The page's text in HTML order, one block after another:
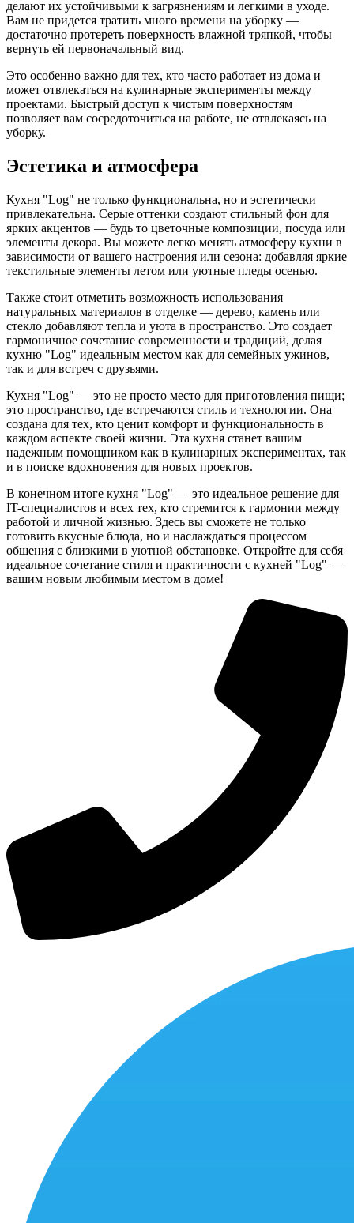
делают их устойчивыми к загрязнениям и легкими в уходе.
Вам не придется тратить много времени на уборку —
достаточно протереть поверхность влажной тряпкой, чтобы
вернуть ей первоначальный вид.
Это особенно важно для тех, кто часто работает из дома и
может отвлекаться на кулинарные эксперименты между
проектами. Быстрый доступ к чистым поверхностям
позволяет вам сосредоточиться на работе, не отвлекаясь на
уборку.
Эстетика и атмосфера
Кухня "Log" не только функциональна, но и эстетически
привлекательна. Серые оттенки создают стильный фон для
ярких акцентов — будь то цветочные композиции, посуда или
элементы декора. Вы можете легко менять атмосферу кухни в
зависимости от вашего настроения или сезона: добавляя яркие
текстильные элементы летом или уютные пледы осенью.
Также стоит отметить возможность использования
натуральных материалов в отделке — дерево, камень или
стекло добавляют тепла и уюта в пространство. Это создает
гармоничное сочетание современности и традиций, делая
кухню "Log" идеальным местом как для семейных ужинов,
так и для встреч с друзьями.
Кухня "Log" — это не просто место для приготовления пищи;
это пространство, где встречаются стиль и технологии. Она
создана для тех, кто ценит комфорт и функциональность в
каждом аспекте своей жизни. Эта кухня станет вашим
надежным помощником как в кулинарных экспериментах, так
и в поиске вдохновения для новых проектов.
В конечном итоге кухня "Log" — это идеальное решение для
IT-специалистов и всех тех, кто стремится к гармонии между
работой и личной жизнью. Здесь вы сможете не только
готовить вкусные блюда, но и наслаждаться процессом
общения с близкими в уютной обстановке. Откройте для себя
идеальное сочетание стиля и практичности с кухней "Log" —
вашим новым любимым местом в доме!